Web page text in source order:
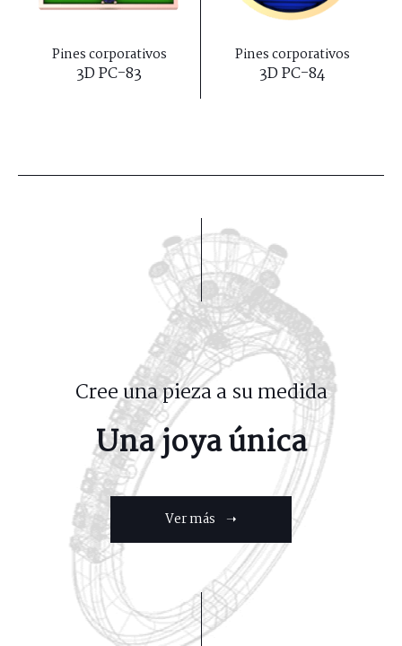
Pines corporativos
3D PC-83
Pines corporativos
3D PC-84
Cree una pieza a su medida
Una joya única
Ver más ➝